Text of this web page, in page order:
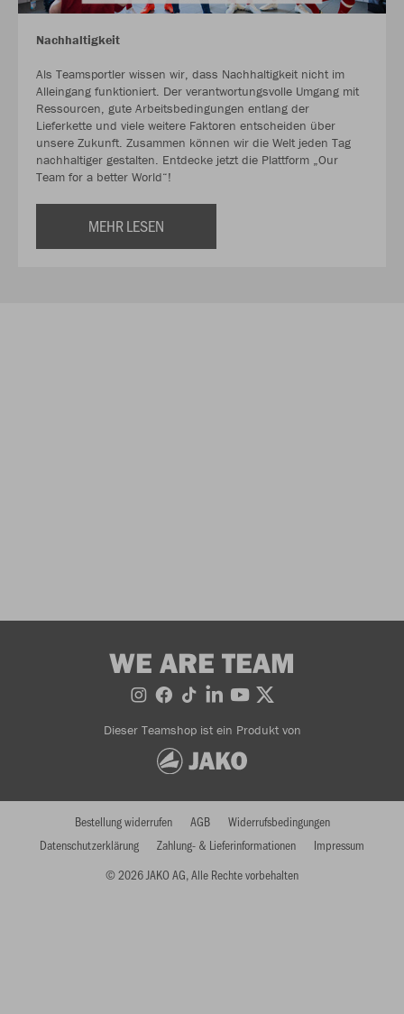
Nachhaltigkeit
Als Teamsportler wissen wir, dass Nachhaltigkeit nicht im
Alleingang funktioniert. Der verantwortungsvolle Umgang mit
Ressourcen, gute Arbeitsbedingungen entlang der
Lieferkette und viele weitere Faktoren entscheiden über
unsere Zukunft. Zusammen können wir die Welt jeden Tag
nachhaltiger gestalten. Entdecke jetzt die Plattform „Our
Team for a better World“!
MEHR LESEN
WE ARE TEAM
Dieser Teamshop ist ein Produkt von
© 2026 JAKO AG, Alle Rechte vorbehalten
Bestellung widerrufen AGB
Widerrufsbedingungen
Datenschutzerklärung
Zahlung- & Lieferinformationen Impressum